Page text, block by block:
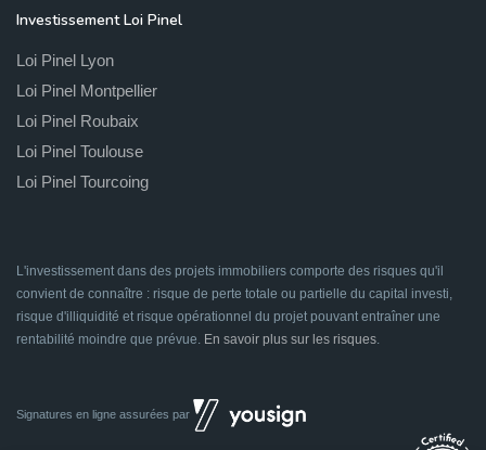
Investissement Loi Pinel
Loi Pinel Lyon
Loi Pinel Montpellier
Loi Pinel Roubaix
Loi Pinel Toulouse
Loi Pinel Tourcoing
L'investissement dans des projets immobiliers comporte des risques qu'il
convient de connaître : risque de perte totale ou partielle du capital investi,
risque d'illiquidité et risque opérationnel du projet pouvant entraîner une
rentabilité moindre que prévue. En savoir plus sur les risques
Signatures en ligne assurées par